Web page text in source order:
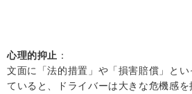
心理的抑止 ：
文面に「法的措置」や「損害賠償」と
ていると、ドライバーは大きな危機感